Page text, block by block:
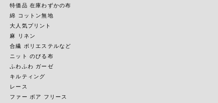
特価品 在庫わずかの布
綿 コットン無地
大人気プリント
麻 リネン
合繊 ポリエステルなど
ニット のびる布
ふわふわ ガーゼ
キルティング
レース
ファー ボア フリース